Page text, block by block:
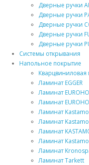
Дверные ручки
Дверные ручки
Дверные ручки
Дверные ручки
Дверные ручки
Системы открывания
Напольное покрытие
Кварцвиниловая
Ламинат EGGER
Ламинат
Ламинат
Ламинат
Ламинат
Ламинат
Ламинат
Ламинат
Ламинат Tarkett